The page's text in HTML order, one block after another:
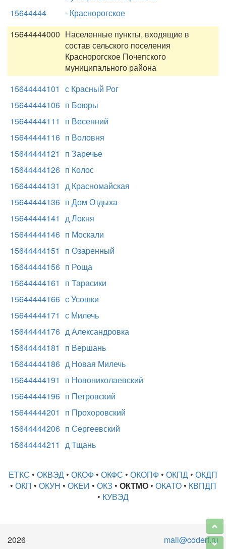
15644444
- Краснорогское
15644444000 Населенные пункты, входящие в
состав сельского поселения
Краснорогское Почепского
муниципального района
15644444101 с Красный Рог
15644444106 п Боюры
15644444111
п Весенний
15644444116 п Воловня
15644444121
п Заречье
15644444126 п Колос
15644444131 д Красномайская
15644444136 п Дом Отдыха
15644444141 д Локня
15644444146 п Москали
15644444151
п Озаренный
15644444156 п Роща
15644444161
п Тарасики
15644444166 с Усошки
15644444171 с Милечь
15644444176 д Александровка
15644444181
п Вершань
15644444186 д Новая Милечь
15644444191
п Новониколаевский
15644444196 п Петровский
15644444201
п Прохоровский
15644444206 п Сергеевский
15644444211 д Тщань
ЕТКС • ОКВЭД • ОКОФ • ОКФС • ОКОПФ • ОКПД • ОКДП
• ОКП • ОКУН • ОКЕИ • ОКЗ • ОКТМО• ОКАТО• КВПДП
• КУВЭД
2026 mail@coderf.ru